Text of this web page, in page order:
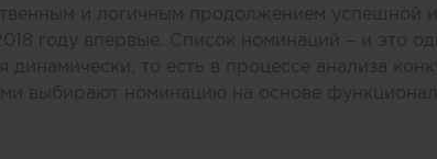
и логичным продолжением успешной
году впервые. Список номинаций – и это
то есть в процессе анализа
выбирают номинацию на основе